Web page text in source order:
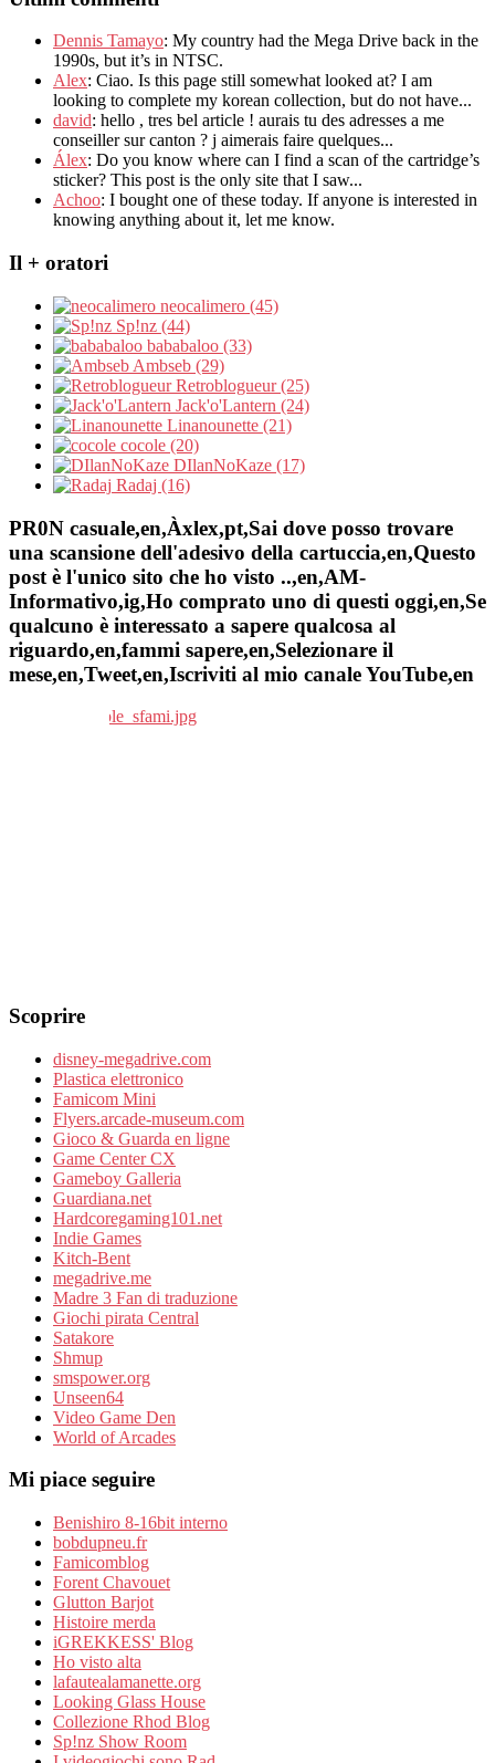
Dennis Tamayo: My country had the Mega Drive back in the
1990s, but it’s in NTSC.
Alex: Ciao. Is this page still somewhat looked at? I am
looking to complete my korean collection, but do not have...
david: hello , tres bel article ! aurais tu des adresses a me
conseiller sur canton ? j aimerais faire quelques...
Álex: Do you know where can I find a scan of the cartridge’s
sticker? This post is the only site that I saw...
Achoo: I bought one of these today. If anyone is interested in
knowing anything about it, let me know.
Il + oratori
neocalimero (45)
Sp!nz (44)
bababaloo (33)
Ambseb (29)
Retroblogueur (25)
Jack'o'Lantern (24)
Linanounette (21)
cocole (20)
DIlanNoKaze (17)
Radaj (16)
PR0N casuale,en,Àxlex,pt,Sai dove posso trovare
una scansione dell'adesivo della cartuccia,en,Questo
post è l'unico sito che ho visto ..,en,AM-
Informativo,ig,Ho comprato uno di questi oggi,en,Se
qualcuno è interessato a sapere qualcosa al
riguardo,en,fammi sapere,en,Selezionare il
mese,en,Tweet,en,Iscriviti al mio canale YouTube,en
Scoprire
disney-megadrive.com
Plastica elettronico
Famicom Mini
Flyers.arcade-museum.com
Gioco & Guarda en ligne
Game Center CX
Gameboy Galleria
Guardiana.net
Hardcoregaming101.net
Indie Games
Kitch-Bent
megadrive.me
Madre 3 Fan di traduzione
Giochi pirata Central
Satakore
Shmup
smspower.org
Unseen64
Video Game Den
World of Arcades
Mi piace seguire
Benishiro 8-16bit interno
bobdupneu.fr
Famicomblog
Forent Chavouet
Glutton Barjot
Histoire merda
iGREKKESS' Blog
Ho visto alta
lafautealamanette.org
Looking Glass House
Collezione Rhod Blog
Sp!nz Show Room